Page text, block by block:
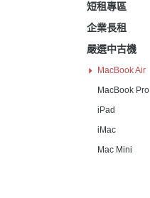
短租專區
企業長租
嚴選中古機
MacBook Air
MacBook Pro
iPad
iMac
Mac Mini